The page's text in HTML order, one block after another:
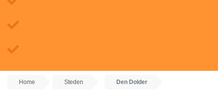
Home Steden Den Dolder